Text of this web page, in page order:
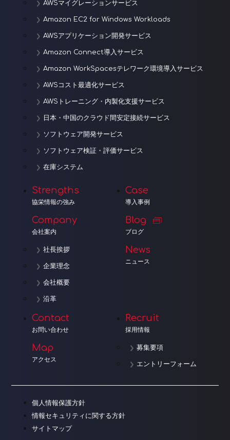
AWSマイグレーションサービス
Amazon EC2 for Windows Workloads
AWSアプリケーション開発サービス
Amazon Connect導入サービス
Amazon WorkSpacesテレワーク環境導入サービス
AWSコスト最適化サービス
AWSトレーニング・内製化支援サービス
日本・中国のクラウド間安定接続サービス
ソフトウェア開発サービス
ソフトウェア検証・評価サービス
在庫システム
Strengths
協栄情報の強み
Company
会社案内
社長挨拶
企業理念
会社概要
沿革
Case
導入事例
Blog
ブログ
News
ニュース
Contact
お問い合わせ
Map
アクセス
Recruit
採用情報
募集要項
エントリーフォーム
個人情報保護方針
情報セキュリティに関する方針
サイトマップ